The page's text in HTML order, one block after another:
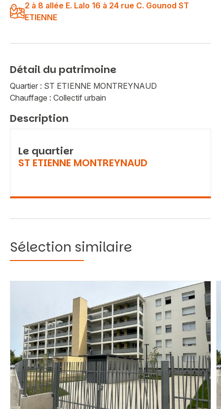
2 à 8 allée E. Lalo 16 à 24 rue C. Gounod ST
ETIENNE
Détail du patrimoine
Quartier : ST ETIENNE MONTREYNAUD
Chauffage : Collectif urbain
Description
Le quartier
ST ETIENNE MONTREYNAUD
Sélection similaire